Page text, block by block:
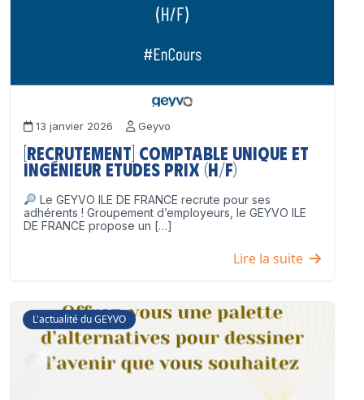
13 janvier 2026 Geyvo
[Recrutement] Comptable unique et
Ingénieur Etudes Prix (H/F)
Le GEYVO ILE DE FRANCE recrute pour ses
adhérents ! Groupement d’employeurs, le GEYVO ILE
DE FRANCE propose un […]
Lire la suite
L'actualité du GEYVO